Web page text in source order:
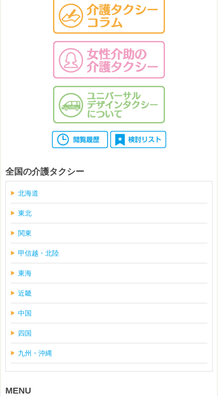
全国の介護タクシー
北海道
東北
関東
甲信越・北陸
東海
近畿
中国
四国
九州・沖縄
MENU